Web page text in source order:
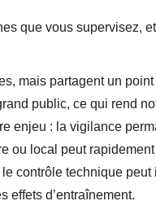
que vous supervisez,
mais partagent un
public, ce qui rend
enjeu : la vigilance
ou local peut
contrôle technique
effets d’entraînement.